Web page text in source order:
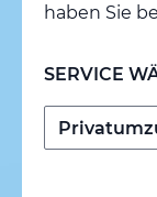
haben Sie
SERVICE